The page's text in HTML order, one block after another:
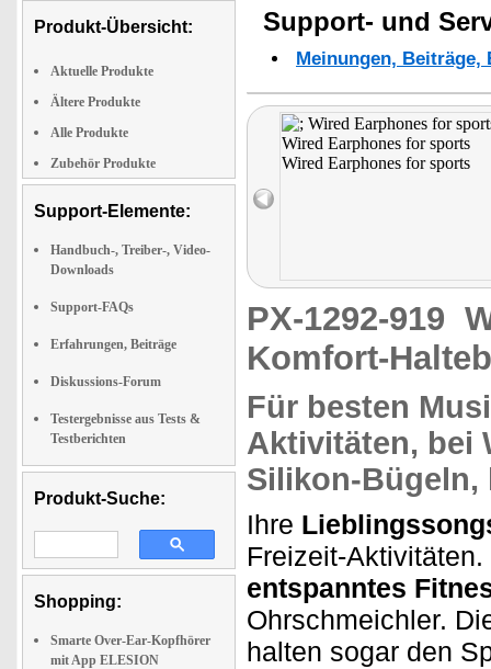
Produkt-Übersicht:
Aktuelle Produkte
Ältere Produkte
Alle Produkte
Zubehör Produkte
Support-Elemente:
Handbuch-, Treiber-, Video-
Downloads
Support-FAQs
Erfahrungen, Beiträge
Diskussions-Forum
Testergebnisse aus Tests &
Testberichten
Produkt-Suche:
Shopping:
Smarte Over-Ear-Kopfhörer
mit App ELESION
Support- und
Meinungen,
PX-1292-919
Komfort-
Für besten
Aktivitäten, bei
Silikon-Bügeln,
Ihre
Freizeit-Aktivitäten.
entspanntes
Ohrschmeichler.
halten sogar den